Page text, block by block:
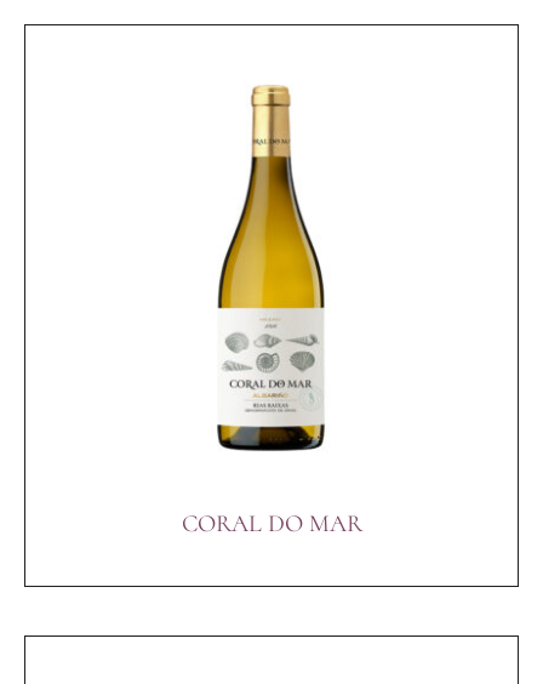
CORAL DO MAR